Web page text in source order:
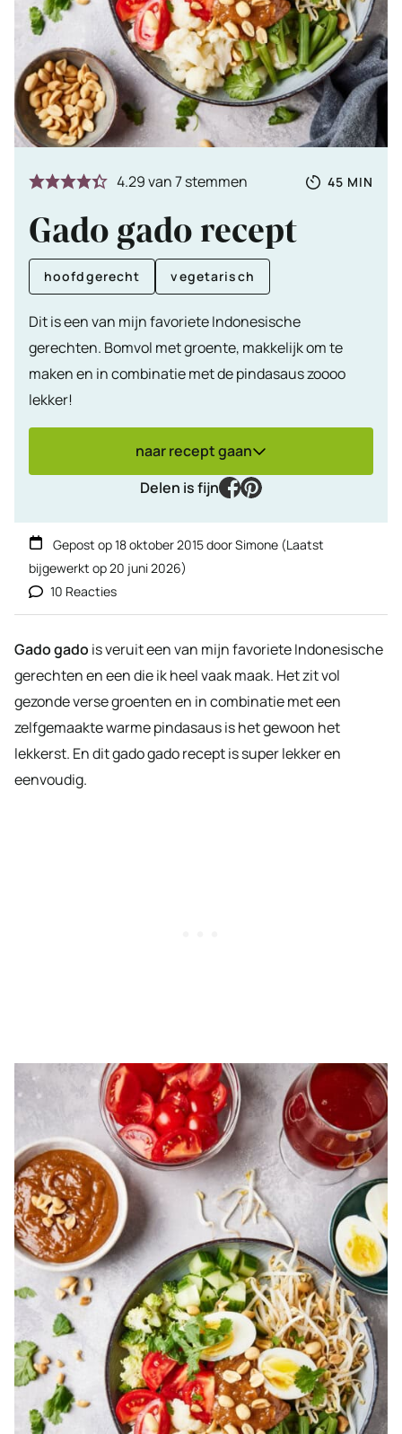
4.29van7stemmen
Totale
45 MIN
Gado gado recept
hoofdgerecht vegetarisch
Dit is een van mijn favoriete Indonesische
gerechten. Bomvol met groente, makkelijk om te
maken en in combinatie met de pindasaus zoooo
lekker!
naar recept gaan
Delen is fijn
facebook
pinterest
Gepost op18 oktober 2015doorSimone (Laatst
bijgewerkt op20 juni 2026)
10 Reacties
Gado gado is veruit een van mijn favoriete Indonesische
gerechten en een die ik heel vaak maak. Het zit vol
gezonde verse groenten en in combinatie met een
zelfgemaakte warme pindasaus is het gewoon het
lekkerst. En dit gado gado recept is super lekker en
eenvoudig.